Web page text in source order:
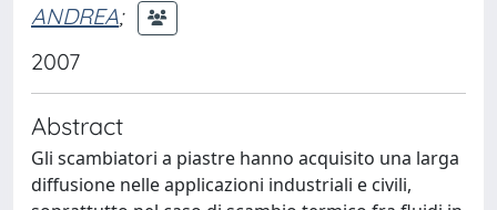
ANDREA;
2007
Abstract
Gli scambiatori a piastre hanno acquisito una larga
diffusione nelle applicazioni industriali e civili,